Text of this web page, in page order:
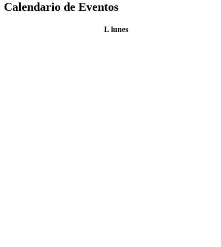
Calendario de Eventos
L lunes